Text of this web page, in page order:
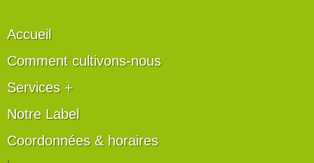
Accueil
Comment cultivons-nous
Services +
Notre Label
Coordonnées & horaires